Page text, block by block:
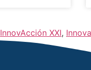
InnovAcción XXI,